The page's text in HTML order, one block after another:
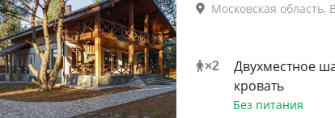
Московская область,
×2
Двухместное
кровать
Без питания